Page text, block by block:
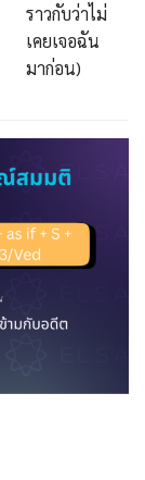
ราวกับว่าไม่
เคยเจอฉัน
มาก่อน)